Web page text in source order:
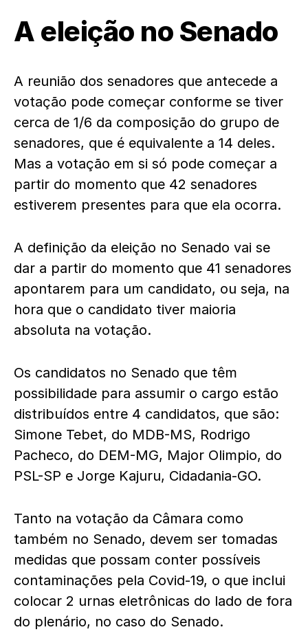
A eleição no Senado
A reunião dos senadores que antecede a
votação pode começar conforme se tiver
cerca de 1/6 da composição do grupo de
senadores, que é equivalente a 14 deles.
Mas a votação em si só pode começar a
partir do momento que 42 senadores
estiverem presentes para que ela ocorra.
A definição da eleição no Senado vai se
dar a partir do momento que 41 senadores
apontarem para um candidato, ou seja, na
hora que o candidato tiver maioria
absoluta na votação.
Os candidatos no Senado que têm
possibilidade para assumir o cargo estão
distribuídos entre 4 candidatos, que são:
Simone Tebet, do MDB-MS, Rodrigo
Pacheco, do DEM-MG, Major Olimpio, do
PSL-SP e Jorge Kajuru, Cidadania-GO.
Tanto na votação da Câmara como
também no Senado, devem ser tomadas
medidas que possam conter possíveis
contaminações pela Covid-19, o que inclui
colocar 2 urnas eletrônicas do lado de fora
do plenário, no caso do Senado.